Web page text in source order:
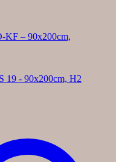
KF – 90x200cm,